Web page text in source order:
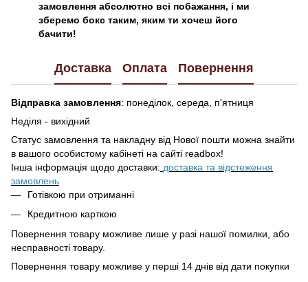
замовлення абсолютно всі побажання, і ми
зберемо бокс таким, яким ти хочеш його
бачити!
Доставка Оплата Повернення
Відправка замовлення: понеділок, середа, п'ятниця
Неділя - вихідний
Статус замовлення та накладну від Нової пошти можна знайти
в вашого особистому кабінеті на сайті readbox!
Інша інформація щодо доставки: доставка та відстеження
замовлень
Готівкою при отриманні
Кредитною карткою
Повернення товару можливе лише у разі нашої помилки, або
несправності товару.
Повернення товару можливе у перші 14 днів від дати покупки